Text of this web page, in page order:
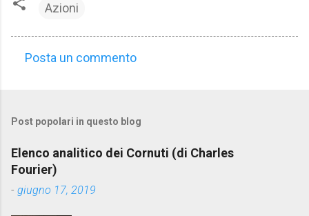
Azioni
m
e
n
t
Posta un commento
Post popolari in questo blog
Elenco analitico dei Cornuti (di Charles
Fourier)
- giugno 17, 2019